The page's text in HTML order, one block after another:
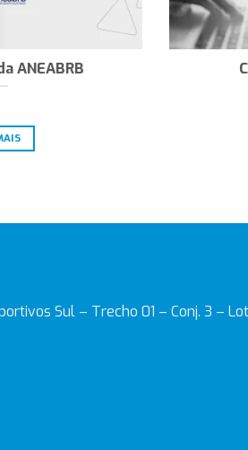
ANEABRB
Sul – Trecho 01 – Conj. 3 –